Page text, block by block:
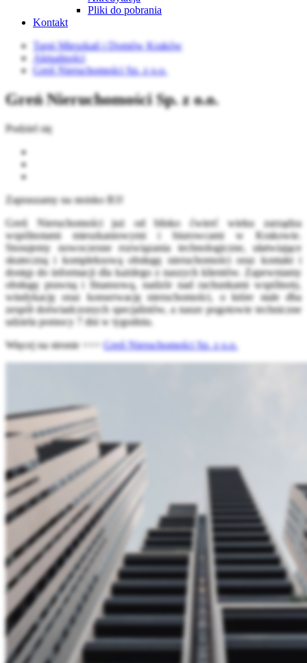
Pliki do pobrania
Kontakt
Targi Mieszkań i Domów Kraków
Aktualności
Greń Nieruchomości Sp. z o.o.
Greń Nieruchomości Sp. z o.o.
Podziel się
Zapraszamy na stoisko B3!
Greń Nieruchomości już od blisko ćwierć wieku zarządza
wspólnotami mieszkaniowymi i biurowcami w Krakowie.
Stosujemy nowoczesne rozwiązania technologiczne, ułatwiające
skuteczną i kompleksową obsługę nieruchomości oraz kontakt i
dostęp do informacji dla każdego z naszych klientów. Zapewniamy
obsługę prawną i finansową, nadzór nad rachunkami wspólnoty,
windykację oraz konserwację nieruchomości, o które stale dba
zespół doświadczonych specjalistów, a nasze pogotowie techniczne
udziela pomocy 7 dni w tygodniu.
Więcej na stronie >>>Greń Nieruchomości Sp. z o.o.